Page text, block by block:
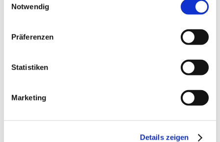
Notwendig
Präferenzen
Statistiken
Marketing
Details zeigen
Marketing-Cookies werden verwendet, um Besuchern auf
Webseiten zu folgen. Die Absicht ist, Anzeigen zu zeigen, die
und daher wertvoller für Publisher und werbetreibende
Drittparteien sind.
Maximale